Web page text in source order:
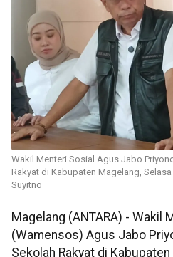
Wakil Menteri Sosial Agus Jabo
Rakyat di Kabupaten Magelang,
Suyitno
Magelang (ANTARA) - Wakil
(Wamensos) Agus Jabo
Sekolah Rakyat di